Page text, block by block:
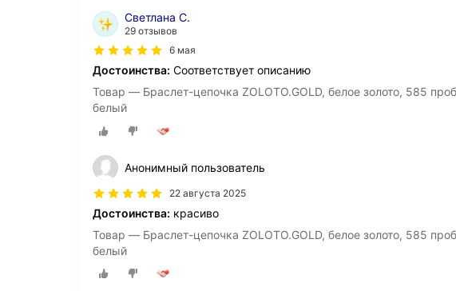
Светлана С.
29 отзывов
6 мая
Достоинства: Соответствует описанию
Товар — Браслет-цепочка ZOLOTO.GOLD, белое золото, 585
белый
Анонимный пользователь
22 августа 2025
Достоинства: красиво
Товар — Браслет-цепочка ZOLOTO.GOLD, белое золото, 585
белый